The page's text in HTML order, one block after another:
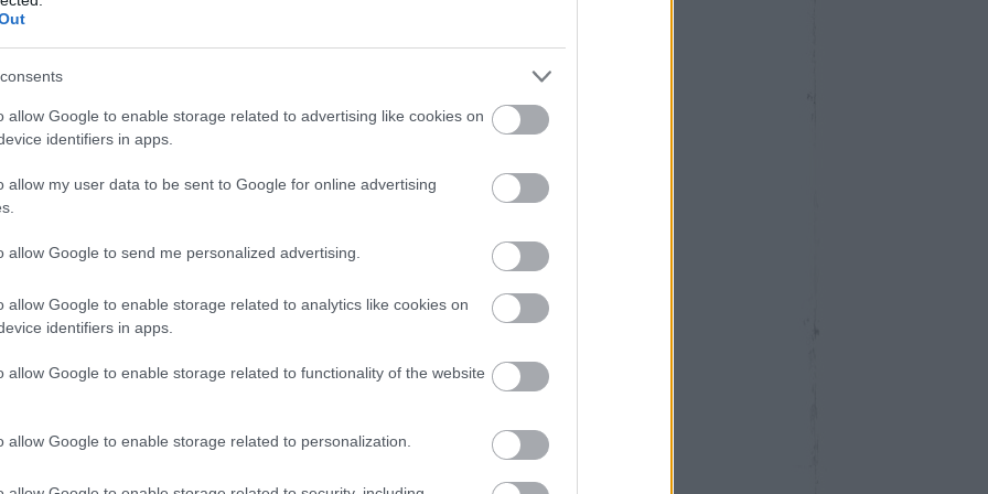
allow Google to enable storage related to advertising like cookies on
identifiers in apps.
allow my user data to be sent to Google for online advertising
allow Google to send me personalized advertising.
allow Google to enable storage related to analytics like cookies on
identifiers in apps.
allow Google to enable storage related to functionality of the website
allow Google to enable storage related to personalization.
Válasz erre
:D
2018.05.21. 17:58:27
legalább három picurka gól az első félidőben.
Wloclawek+10,5 1,65 lengyel kosár, hajrá!!
lött egyet. :D